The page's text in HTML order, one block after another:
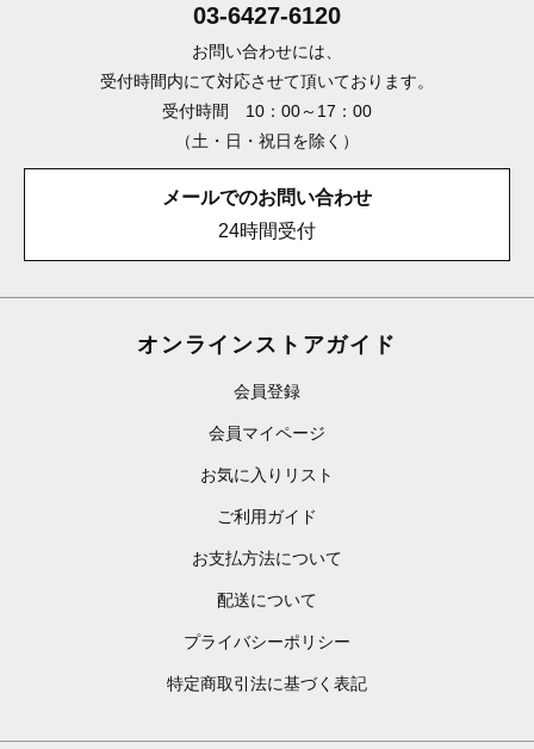
03-6427-6120
お問い合わせには、
受付時間内にて対応させて頂いております。
受付時間 10：00～17：00
（土・日・祝日を除く）
メールでのお問い合わせ
24時間受付
オンラインストアガイド
会員登録
会員マイページ
お気に入りリスト
ご利用ガイド
お支払方法について
配送について
プライバシーポリシー
特定商取引法に基づく表記